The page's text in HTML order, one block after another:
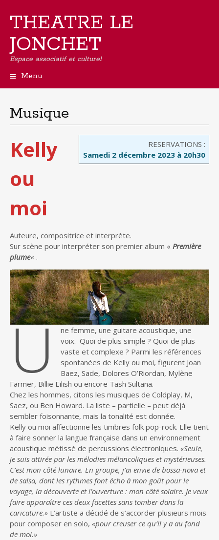
THEATRE LE
JONCHET
Espace associatif et culturel
Menu
principal
Musique
RESERVATIONS :
Samedi 2 décembre 2023 à 20h30
Kelly
ou
moi
Auteure, compositrice et interprète.
Sur scène pour interpréter son premier album « Première
plume« .
U
ne femme, une guitare acoustique, une
voix. Quoi de plus simple ? Quoi de plus
vaste et complexe ? Parmi les références
spontanées de Kelly ou moi, figurent Joan
Baez, Sade, Dolores O’Riordan, Mylène
Farmer, Billie Eilish ou encore Tash Sultana.
Chez les hommes, citons les musiques de Coldplay, M,
Saez, ou Ben Howard. La liste – partielle – peut déjà
sembler foisonnante, mais la tonalité est donnée.
Kelly ou moi affectionne les timbres folk pop-rock. Elle tient
à faire sonner la langue française dans un environnement
acoustique métissé de percussions électroniques. «Seule,
je suis attirée par les mélodies mélancoliques et mystérieuses.
C’est mon côté lunaire. En groupe, j’ai envie de bossa-nova et
de salsa, dont les rythmes font écho à mon goût pour le
voyage, la découverte et l’ouverture : mon côté solaire. Je veux
faire apparaître ces deux facettes sans tomber dans la
caricature.» L’artiste a décidé de s’accorder plusieurs mois
pour composer en solo, «pour creuser ce qu’il y a au fond
de moi.»